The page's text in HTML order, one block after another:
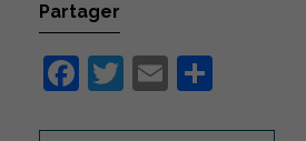
Partager
Facebook
Twitter
Email